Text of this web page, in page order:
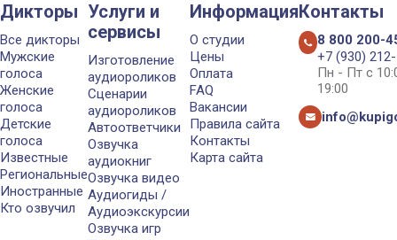
Дикторы
Все дикторы
Мужские
голоса
Женские
голоса
Детские
голоса
Известные
Региональные
Иностранные
Кто озвучил
Услуги и
сервисы
Изготовление
аудиороликов
Сценарии
аудиороликов
Автоответчики
Озвучка
аудиокниг
Озвучка видео
Аудиогиды /
Аудиоэкскурсии
Озвучка игр
Информация
О студии
Цены
Оплата
FAQ
Вакансии
Правила сайта
Контакты
Карта сайта
Контакты
8 800 200-
+7 (930)
Пн - Пт с
19:00